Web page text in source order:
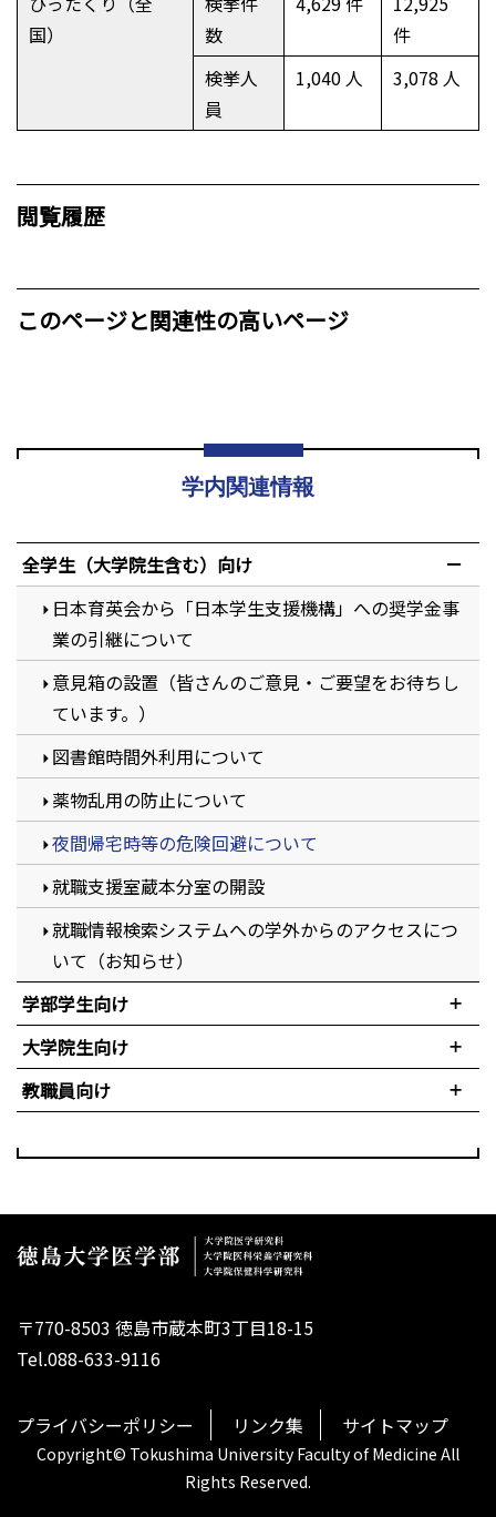
国）
数
件
検挙人
員
1,040 人 3,078 人
閲覧履歴
このページと関連性の高いページ
学内関連情報
全学生（大学院生含む）向け
日本育英会から「日本学生支援機構」への奨学金事
業の引継について
意見箱の設置（皆さんのご意見・ご要望をお待ちし
ています。）
図書館時間外利用について
薬物乱用の防止について
夜間帰宅時等の危険回避について
就職支援室蔵本分室の開設
就職情報検索システムへの学外からのアクセスにつ
いて（お知らせ）
学部学生向け
大学院生向け
教職員向け
〒770-8503 徳島市蔵本町3丁目18-15
Tel.088-633-9116
プライバシーポリシー リンク集 サイトマップ
Copyright© Tokushima University Faculty of Medicine All
Rights Reserved.